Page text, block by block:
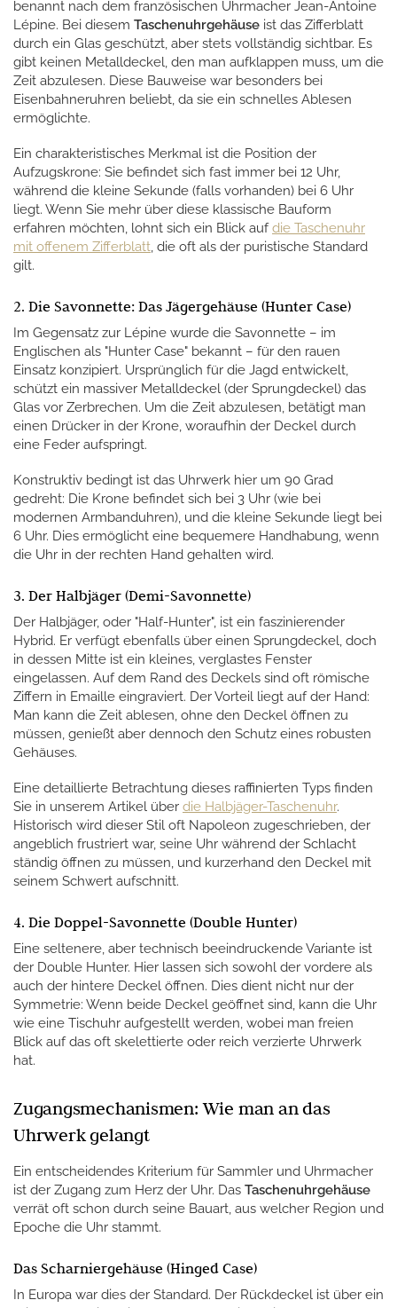
benannt nach dem französischen Uhrmacher Jean-Antoine
Lépine. Bei diesem Taschenuhrgehäuse ist das Zifferblatt
durch ein Glas geschützt, aber stets vollständig sichtbar. Es
gibt keinen Metalldeckel, den man aufklappen muss, um die
Zeit abzulesen. Diese Bauweise war besonders bei
Eisenbahneruhren beliebt, da sie ein schnelles Ablesen
ermöglichte.
Ein charakteristisches Merkmal ist die Position der
Aufzugskrone: Sie befindet sich fast immer bei 12 Uhr,
während die kleine Sekunde (falls vorhanden) bei 6 Uhr
liegt. Wenn Sie mehr über diese klassische Bauform
erfahren möchten, lohnt sich ein Blick aufdie Taschenuhr
mit offenem Zifferblatt, die oft als der puristische Standard
gilt.
2. Die Savonnette: Das Jägergehäuse (Hunter Case)
Im Gegensatz zur Lépine wurde die Savonnette – im
Englischen als "Hunter Case" bekannt – für den rauen
Einsatz konzipiert. Ursprünglich für die Jagd entwickelt,
schützt ein massiver Metalldeckel (der Sprungdeckel) das
Glas vor Zerbrechen. Um die Zeit abzulesen, betätigt man
einen Drücker in der Krone, woraufhin der Deckel durch
eine Feder aufspringt.
Konstruktiv bedingt ist das Uhrwerk hier um 90 Grad
gedreht: Die Krone befindet sich bei 3 Uhr (wie bei
modernen Armbanduhren), und die kleine Sekunde liegt bei
6 Uhr. Dies ermöglicht eine bequemere Handhabung, wenn
die Uhr in der rechten Hand gehalten wird.
3. Der Halbjäger (Demi-Savonnette)
Der Halbjäger, oder "Half-Hunter", ist ein faszinierender
Hybrid. Er verfügt ebenfalls über einen Sprungdeckel, doch
in dessen Mitte ist ein kleines, verglastes Fenster
eingelassen. Auf dem Rand des Deckels sind oft römische
Ziffern in Emaille eingraviert. Der Vorteil liegt auf der Hand:
Man kann die Zeit ablesen, ohne den Deckel öffnen zu
müssen, genießt aber dennoch den Schutz eines robusten
Gehäuses.
Eine detaillierte Betrachtung dieses raffinierten Typs finden
Sie in unserem Artikel über die Halbjäger-Taschenuhr.
Historisch wird dieser Stil oft Napoleon zugeschrieben, der
angeblich frustriert war, seine Uhr während der Schlacht
ständig öffnen zu müssen, und kurzerhand den Deckel mit
seinem Schwert aufschnitt.
4. Die Doppel-Savonnette (Double Hunter)
Eine seltenere, aber technisch beeindruckende Variante ist
der Double Hunter. Hier lassen sich sowohl der vordere als
auch der hintere Deckel öffnen. Dies dient nicht nur der
Symmetrie: Wenn beide Deckel geöffnet sind, kann die Uhr
wie eine Tischuhr aufgestellt werden, wobei man freien
Blick auf das oft skelettierte oder reich verzierte Uhrwerk
hat.
Zugangsmechanismen: Wie man an das
Uhrwerk gelangt
Ein entscheidendes Kriterium für Sammler und Uhrmacher
ist der Zugang zum Herz der Uhr. Das Taschenuhrgehäuse
verrät oft schon durch seine Bauart, aus welcher Region und
Epoche die Uhr stammt.
Das Scharniergehäuse (Hinged Case)
In Europa war dies der Standard. Der Rückdeckel ist über ein